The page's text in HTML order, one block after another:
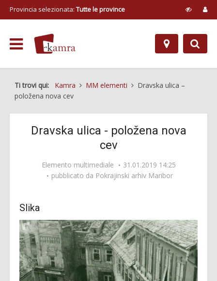
Provincia selezionata: Tutte le province
Ti trovi qui: Kamra MM elementi
Dravska ulica –
položena nova cev
Dravska ulica - položena nova
cev
Elemento multimediale
31.01.2019 14:25
pubblicato da Pokrajinski arhiv Maribor
Slika